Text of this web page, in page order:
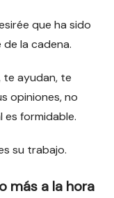
que ha sido
la cadena.
te ayudan, te
opiniones, no
es formidable.
su trabajo.
más a la hora